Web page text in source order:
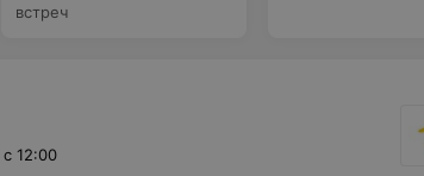
встреч
с 12:00